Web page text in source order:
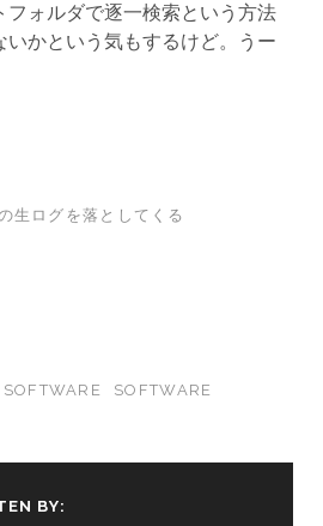
フォルダで逐一検索という方法
いかという気もするけど。うー
生ログを落としてくる
SOFTWARE SOFTWARE
BY: